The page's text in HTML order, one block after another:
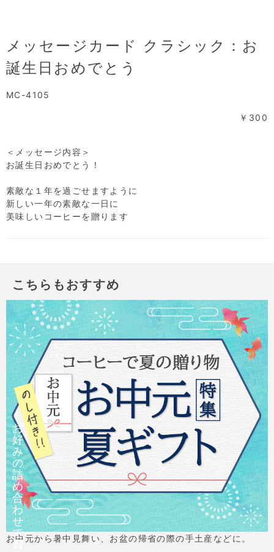
メッセージカード クラシック：お
誕生日おめでとう
MC-4105
￥300
＜メッセージ内容＞
お誕生日おめでとう！
素敵な１年を過ごせますように
新しい一年の素敵な一日に
美味しいコーヒーを贈ります
こちらもおすすめ
お中元から暑中見舞い、お盆の帰省の際の手土産などに。
お
好
み
の
詰
め
合
わ
せ
で
買